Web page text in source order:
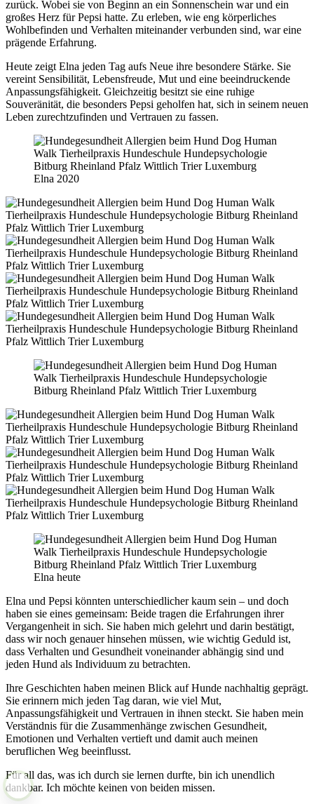
zurück. Wobei sie von Beginn an ein Sonnenschein war und ein
großes Herz für Pepsi hatte. Zu erleben, wie eng körperliches
Wohlbefinden und Verhalten miteinander verbunden sind, war eine
prägende Erfahrung.
Heute zeigt Elna jeden Tag aufs Neue ihre besondere Stärke. Sie
vereint Sensibilität, Lebensfreude, Mut und eine beeindruckende
Anpassungsfähigkeit. Gleichzeitig besitzt sie eine ruhige
Souveränität, die besonders Pepsi geholfen hat, sich in seinem neuen
Leben zurechtzufinden und Vertrauen zu fassen.
Elna 2020
Elna heute
Elna und Pepsi könnten unterschiedlicher kaum sein – und doch
haben sie eines gemeinsam: Beide tragen die Erfahrungen ihrer
Vergangenheit in sich. Sie haben mich gelehrt und darin bestätigt,
dass wir noch genauer hinsehen müssen, wie wichtig Geduld ist,
dass Verhalten und Gesundheit voneinander abhängig sind und
jeden Hund als Individuum zu betrachten.
Ihre Geschichten haben meinen Blick auf Hunde nachhaltig geprägt.
Sie erinnern mich jeden Tag daran, wie viel Mut,
Anpassungsfähigkeit und Vertrauen in ihnen steckt. Sie haben mein
Verständnis für die Zusammenhänge zwischen Gesundheit,
Emotionen und Verhalten vertieft und damit auch meinen
beruflichen Weg beeinflusst.
Für all das, was ich durch sie lernen durfte, bin ich unendlich
dankbar. Ich möchte keinen von beiden missen.